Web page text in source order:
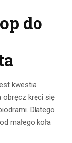
do
kwestia
obręcz kręci się
Dlatego
małego koła